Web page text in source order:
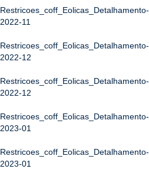
Restricoes_coff_Eolicas_Detalhamento-
2022-11
Restricoes_coff_Eolicas_Detalhamento-
2022-12
Restricoes_coff_Eolicas_Detalhamento-
2022-12
Restricoes_coff_Eolicas_Detalhamento-
2023-01
Restricoes_coff_Eolicas_Detalhamento-
2023-01